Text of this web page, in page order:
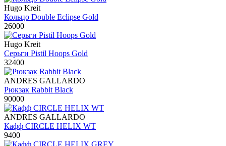
Hugo Kreit
Кольцо Double Eclipse Gold
26000
Hugo Kreit
Серьги Pistil Hoops Gold
32400
ANDRES GALLARDO
Рюкзак Rabbit Black
90000
ANDRES GALLARDO
Кафф CIRCLE HELIX WT
9400